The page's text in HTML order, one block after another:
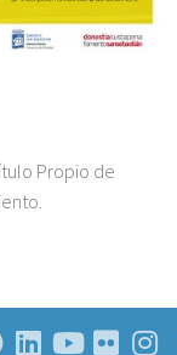
Propio de